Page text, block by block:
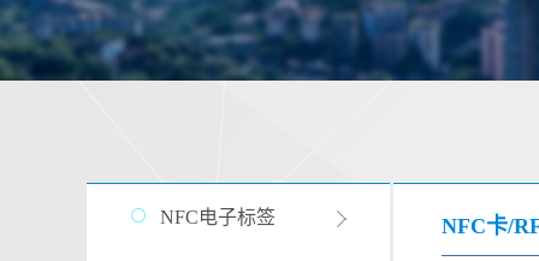
NFC电子标签 NFC卡/